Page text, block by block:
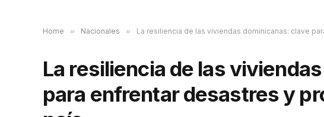
Home » Nacionales » La resiliencia de las viviendas dominicanas: clave
La resiliencia de las
para enfrentar desastres y